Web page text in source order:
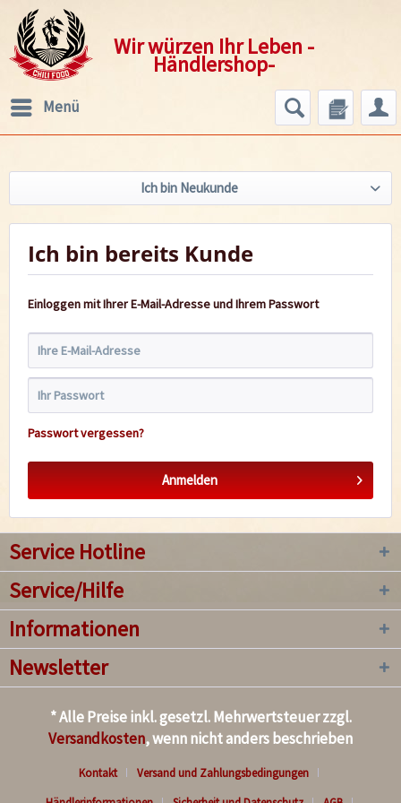
Wir würzen Ihr Leben -
Händlershop-
Menü
Ich bin Neukunde
Ich bin bereits Kunde
Einloggen mit Ihrer E-Mail-Adresse und Ihrem Passwort
Passwort vergessen?
Anmelden
Service Hotline
Service/Hilfe
Informationen
Newsletter
* Alle Preise inkl. gesetzl. Mehrwertsteuer zzgl.
Versandkosten, wenn nicht anders beschrieben
Kontakt
Versand und Zahlungsbedingungen